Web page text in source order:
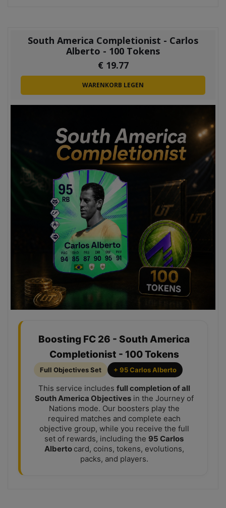
South America Completionist - Carlos
Alberto - 100 Tokens
€ 19.77
WARENKORB LEGEN
Boosting FC 26 - South America
Completionist - 100 Tokens
Full Objectives Set + 95 Carlos Alberto
This service includes full completion of all
South America Objectivesin the Journey of
Nations mode. Our boosters play the
required matches and complete each
objective group, while you receive the full
set of rewards, including the 95 Carlos
Alberto card, coins, tokens, evolutions,
packs, and players.